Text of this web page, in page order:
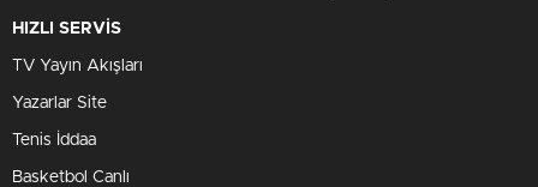
HIZLI SERVİS
TV Yayın Akışları
Yazarlar Site
Tenis İddaa
Basketbol Canlı